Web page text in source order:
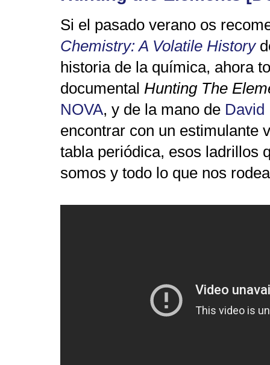
Si el pasado verano os
Chemistry: A Volatile History
historia de la química, ahora
documental Hunting The
NOVA, y de la mano de David
encontrar con un estimulante
tabla periódica, esos ladrillos
somos y todo lo que nos